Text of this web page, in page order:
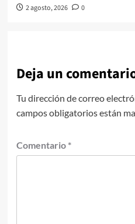
2 agosto, 2026 0
Deja un
Tu dirección de correo
campos obligatorios están
Comentario *